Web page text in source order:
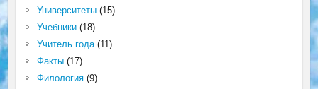
Университеты(15)
Учебники(18)
Учитель года(11)
Факты(17)
Филология(9)